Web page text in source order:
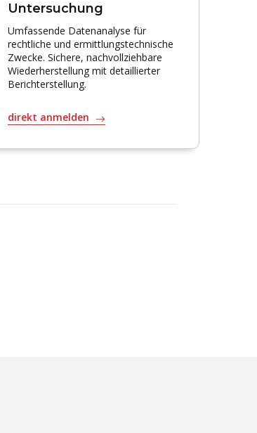
Untersuchung
Umfassende Datenanalyse für
rechtliche und ermittlungstechnische
Zwecke. Sichere, nachvollziehbare
Wiederherstellung mit detaillierter
Berichterstellung.
direkt anmelden